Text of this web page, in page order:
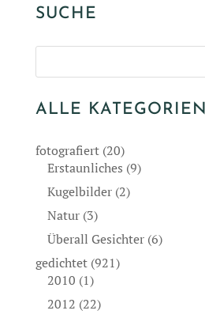
SUCHE
ALLE KATEGORIEN
fotografiert(20)
Erstaunliches (9)
Kugelbilder(2)
Natur(3)
Überall Gesichter(6)
gedichtet(921)
2010 (1)
2012 (22)